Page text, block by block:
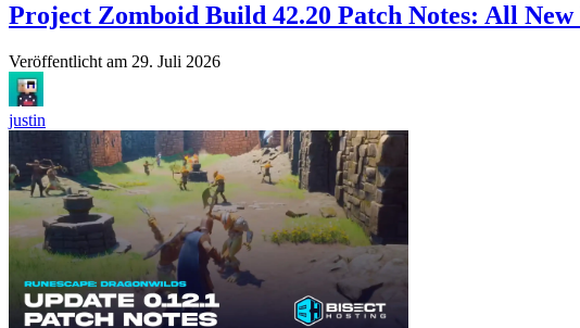
Project Zomboid Build 42.20 Patch Notes: All
Veröffentlicht am 29. Juli 2026
justin